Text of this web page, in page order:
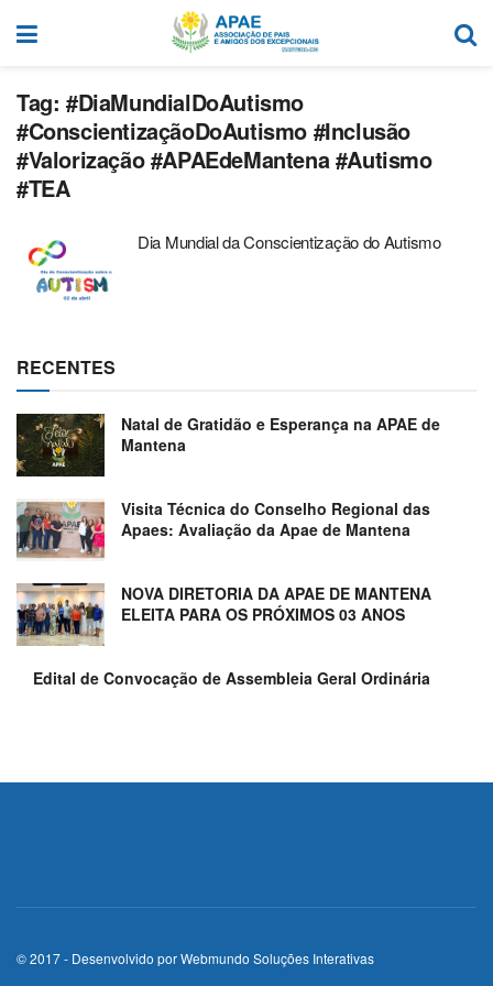
Tag: #DiaMundialDoAutismo
#ConscientizaçãoDoAutismo #Inclusão
#Valorização #APAEdeMantena #Autismo
#TEA
Dia Mundial da Conscientização do Autismo
RECENTES
Natal de Gratidão e Esperança na APAE de
Mantena
Visita Técnica do Conselho Regional das
Apaes: Avaliação da Apae de Mantena
NOVA DIRETORIA DA APAE DE MANTENA
ELEITA PARA OS PRÓXIMOS 03 ANOS
Edital de Convocação de Assembleia Geral Ordinária
© 2017 - Desenvolvido porWebmundo Soluções Interativas